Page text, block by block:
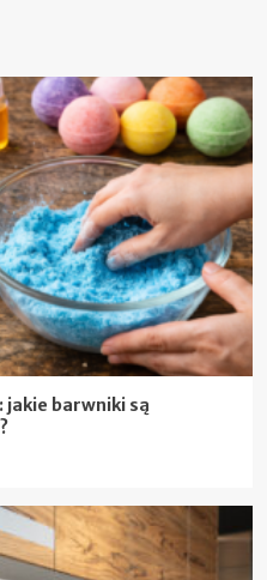
jakie barwniki są